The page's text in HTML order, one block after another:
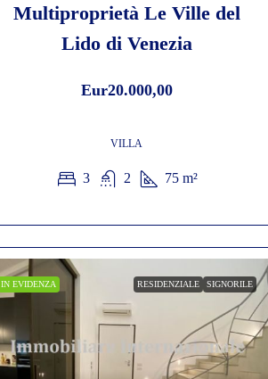
Multiproprietà Le Ville del
Lido di Venezia
Eur20.000,00
VILLA
3 2 75 m²
IN EVIDENZA RESIDENZIALE SIGNORILE